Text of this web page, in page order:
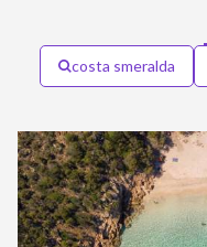
costa smeralda